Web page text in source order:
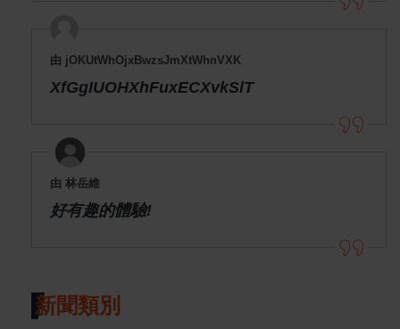
由 jOKUtWhOjxBwzsJmXtWhnVXK
XfGgIUOHXhFuxECXvkSlT
由 林岳維
好有趣的體驗!
新聞類別